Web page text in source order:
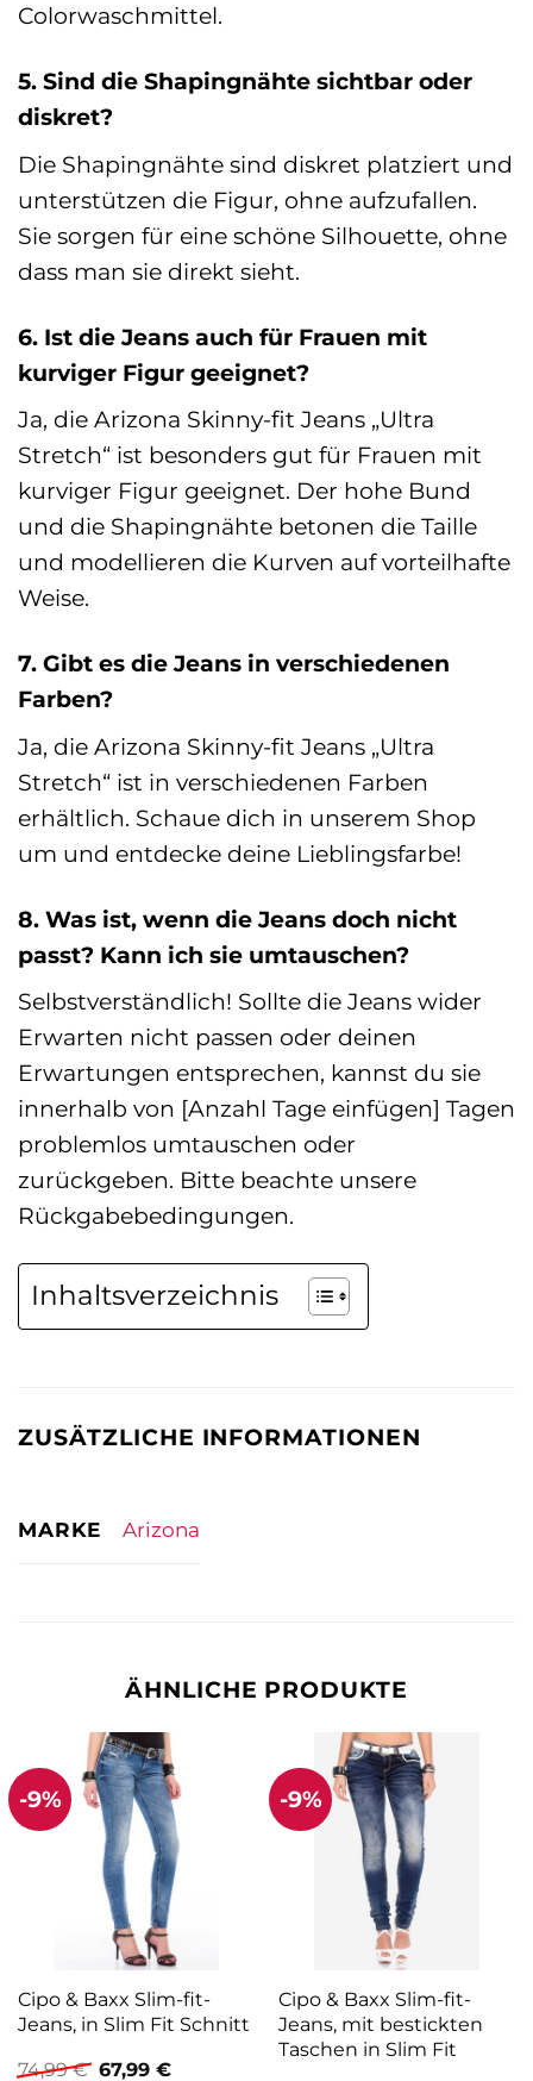
Colorwaschmittel.
5. Sind die Shapingnähte sichtbar oder
diskret?
Die Shapingnähte sind diskret platziert und
unterstützen die Figur, ohne aufzufallen.
Sie sorgen für eine schöne Silhouette, ohne
dass man sie direkt sieht.
6. Ist die Jeans auch für Frauen mit
kurviger Figur geeignet?
Ja, die Arizona Skinny-fit Jeans „Ultra
Stretch“ ist besonders gut für Frauen mit
kurviger Figur geeignet. Der hohe Bund
und die Shapingnähte betonen die Taille
und modellieren die Kurven auf vorteilhafte
Weise.
7. Gibt es die Jeans in verschiedenen
Farben?
Ja, die Arizona Skinny-fit Jeans „Ultra
Stretch“ ist in verschiedenen Farben
erhältlich. Schaue dich in unserem Shop
um und entdecke deine Lieblingsfarbe!
8. Was ist, wenn die Jeans doch nicht
passt? Kann ich sie umtauschen?
Selbstverständlich! Sollte die Jeans wider
Erwarten nicht passen oder deinen
Erwartungen entsprechen, kannst du sie
innerhalb von [Anzahl Tage einfügen] Tagen
problemlos umtauschen oder
zurückgeben. Bitte beachte unsere
Rückgabebedingungen.
Inhaltsverzeichnis
ZUSÄTZLICHE INFORMATIONEN
MARKE Arizona
ÄHNLICHE PRODUKTE
-9%
Cipo & Baxx Slim-fit-
Jeans, in Slim Fit Schnitt
74,99€ Ursprünglicher
67,99 €Aktueller
-9%
Cipo & Baxx Slim-fit-
Jeans, mit bestickten
Taschen in Slim Fit